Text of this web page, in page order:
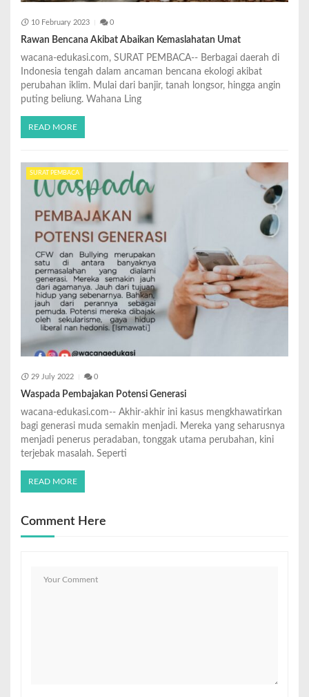
10 February 2023 0
Rawan Bencana Akibat Abaikan Kemaslahatan Umat
wacana-edukasi.com, SURAT PEMBACA-- Berbagai daerah di
Indonesia tengah dalam ancaman bencana ekologi akibat
perubahan iklim. Mulai dari banjir, tanah longsor, hingga angin
puting beliung. Wahana Ling
READ MORE
SURAT PEMBACA
29 July 2022 0
Waspada Pembajakan Potensi Generasi
wacana-edukasi.com-- Akhir-akhir ini kasus mengkhawatirkan
bagi generasi muda semakin menjadi. Mereka yang seharusnya
menjadi penerus peradaban, tonggak utama perubahan, kini
terjebak masalah. Seperti
READ MORE
Comment Here